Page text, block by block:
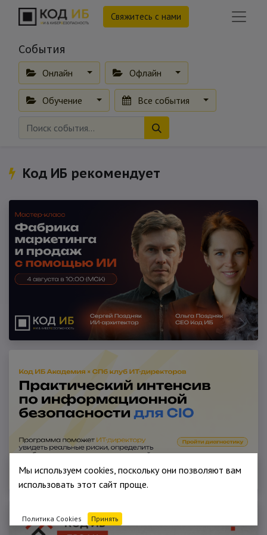
Свяжитесь с нами
События
Онлайн Офлайн
Обучение Все события
Код ИБ рекомендует
Мы используем cookies, поскольку они позволяют вам
использовать этот сайт проще.
Политика Cookies Принять